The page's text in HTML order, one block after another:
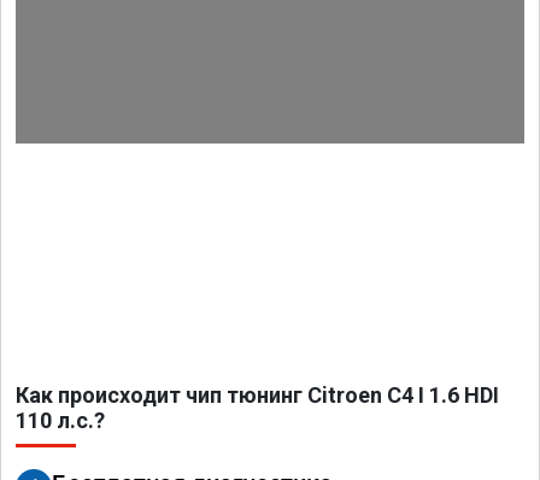
Как происходит чип тюнинг Citroen C4 I 1.6 HDI
110 л.с.?